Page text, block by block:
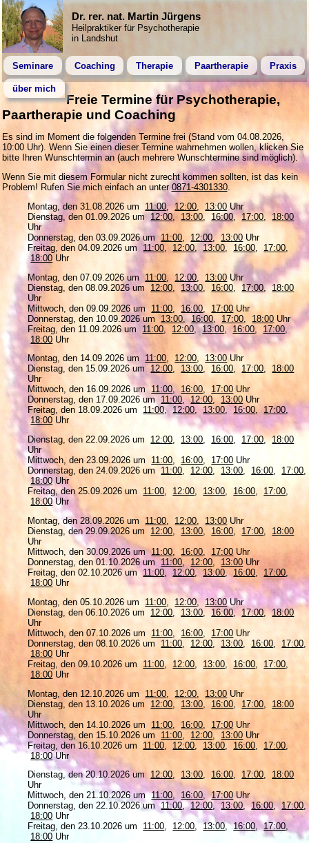
Dr. rer. nat. Martin Jürgens
Heilpraktiker für Psychotherapie
in Landshut
Seminare Coaching Therapie Paartherapie Praxis
über mich
Freie Termine für Psychotherapie,
Paartherapie und Coaching
Es sind im Moment die folgenden Termine frei (Stand vom 04.08.2026,
10:00 Uhr). Wenn Sie einen dieser Termine wahrnehmen wollen, klicken Sie
bitte Ihren Wunschtermin an (auch mehrere Wunschtermine sind möglich).
Wenn Sie mit diesem Formular nicht zurecht kommen sollten, ist das kein
Problem! Rufen Sie mich einfach an unter 0871-4301330.
Montag, den 31.08.2026 um
11:00 , 12:00 13:00 Uhr
Dienstag, den 01.09.2026 um
12:00 13:00 16:00, 17:00,
18:00
Uhr
Donnerstag, den 03.09.2026 um
11:00 12:00 , 13:00 Uhr
Freitag, den 04.09.2026 um
11:00 , 12:00 13:00 16:00 17:00
18:00 Uhr
Montag, den 07.09.2026 um
11:00 12:00 13:00 Uhr
Dienstag, den 08.09.2026 um
12:00 13:00 16:00 , 17:00, 18:00
Uhr
Mittwoch, den 09.09.2026 um
11:00 16:00 17:00Uhr
Donnerstag, den 10.09.2026 um
13:00 , 16:00, 17:00 18:00 Uhr
Freitag, den 11.09.2026 um
11:00 12:00, 13:00 16:00 17:00
18:00 Uhr
Montag, den 14.09.2026 um
11:00, 12:00, 13:00Uhr
Dienstag, den 15.09.2026 um
12:00, 13:00, 16:00, 17:00,
18:00
Uhr
Mittwoch, den 16.09.2026 um 11:00, 16:00, 17:00 Uhr
Donnerstag, den 17.09.2026 um 11:00, 12:00, 13:00 Uhr
Freitag, den 18.09.2026 um
11:00, 12:00, 13:00, 16:00, 17:00,
18:00 Uhr
Dienstag, den 22.09.2026 um
12:00, 13:00, 16:00, 17:00, 18:00
Uhr
Mittwoch, den 23.09.2026 um
11:00, 16:00, 17:00 Uhr
Donnerstag, den 24.09.2026 um
11:00, 12:00, 13:00, 16:00, 17:00,
18:00Uhr
Freitag, den 25.09.2026 um
11:00, 12:00, 13:00, 16:00, 17:00,
18:00Uhr
Montag, den 28.09.2026 um
11:00 12:00 13:00 Uhr
Dienstag, den 29.09.2026 um
12:00 13:00 16:00 17:00
18:00
Uhr
Mittwoch, den 30.09.2026 um 11:00 16:00 17:00 Uhr
Donnerstag, den 01.10.2026 um 11:00 12:00 13:00 Uhr
Freitag, den 02.10.2026 um 11:00 12:00 , 13:00, 16:00 17:00
18:00 Uhr
Montag, den 05.10.2026 um
11:00 12:00, 13:00Uhr
Dienstag, den 06.10.2026 um
12:00 13:00 16:00, 17:00, 18:00
Uhr
Mittwoch, den 07.10.2026 um
11:00 16:00 17:00 Uhr
Donnerstag, den 08.10.2026 um
11:00 12:00 13:00 16:00 17:00
18:00 Uhr
Freitag, den 09.10.2026 um
11:00, 12:00 13:00 16:00 17:00
18:00 Uhr
Montag, den 12.10.2026 um
11:00 12:00 13:00 Uhr
Dienstag, den 13.10.2026 um
12:00 13:00 16:00 17:00
18:00
Uhr
Mittwoch, den 14.10.2026 um
11:00 16:00 17:00 Uhr
Donnerstag, den 15.10.2026 um
11:00 12:00 13:00 Uhr
Freitag, den 16.10.2026 um
11:00 12:00 13:00 16:00 17:00
18:00 Uhr
Dienstag, den 20.10.2026 um 12:00, 13:00, 16:00, 17:00,
18:00
Uhr
Mittwoch, den 21.10.2026 um 11:00, 16:00, 17:00Uhr
Donnerstag, den 22.10.2026 um
11:00, 12:00, 13:00, 16:00, 17:00,
18:00 Uhr
Freitag, den 23.10.2026 um
11:00, 12:00, 13:00, 16:00, 17:00,
18:00 Uhr